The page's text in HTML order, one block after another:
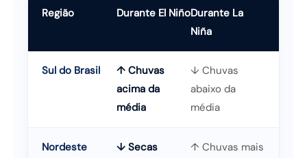
Região Durante El NiñoDurante La
Niña
Sul do Brasil
↑ Chuvas
acima da
média
↓ Chuvas
abaixo da
média
Nordeste
↓ Secas
↑ Chuvas mais